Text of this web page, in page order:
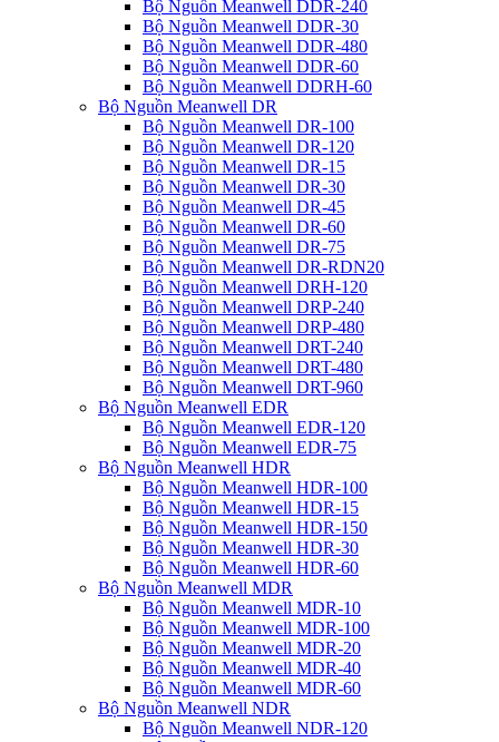
Bộ Nguồn Meanwell DDR-240
Bộ Nguồn Meanwell DDR-30
Bộ Nguồn Meanwell DDR-480
Bộ Nguồn Meanwell DDR-60
Bộ Nguồn Meanwell DDRH-60
Bộ Nguồn Meanwell DR
Bộ Nguồn Meanwell DR-100
Bộ Nguồn Meanwell DR-120
Bộ Nguồn Meanwell DR-15
Bộ Nguồn Meanwell DR-30
Bộ Nguồn Meanwell DR-45
Bộ Nguồn Meanwell DR-60
Bộ Nguồn Meanwell DR-75
Bộ Nguồn Meanwell DR-RDN20
Bộ Nguồn Meanwell DRH-120
Bộ Nguồn Meanwell DRP-240
Bộ Nguồn Meanwell DRP-480
Bộ Nguồn Meanwell DRT-240
Bộ Nguồn Meanwell DRT-480
Bộ Nguồn Meanwell DRT-960
Bộ Nguồn Meanwell EDR
Bộ Nguồn Meanwell EDR-120
Bộ Nguồn Meanwell EDR-75
Bộ Nguồn Meanwell HDR
Bộ Nguồn Meanwell HDR-100
Bộ Nguồn Meanwell HDR-15
Bộ Nguồn Meanwell HDR-150
Bộ Nguồn Meanwell HDR-30
Bộ Nguồn Meanwell HDR-60
Bộ Nguồn Meanwell MDR
Bộ Nguồn Meanwell MDR-10
Bộ Nguồn Meanwell MDR-100
Bộ Nguồn Meanwell MDR-20
Bộ Nguồn Meanwell MDR-40
Bộ Nguồn Meanwell MDR-60
Bộ Nguồn Meanwell NDR
Bộ Nguồn Meanwell NDR-120